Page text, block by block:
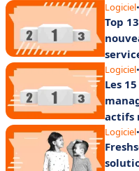
Logiciel
Top
Logiciel
Les
actifs
Logiciel